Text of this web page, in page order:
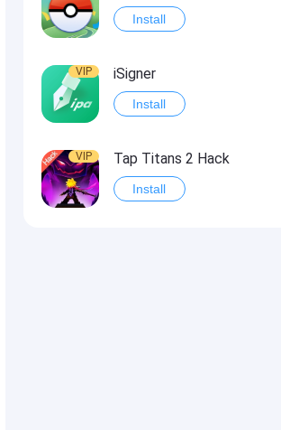
Install
VIP iSigner
Install
VIP Tap Titans 2 Hack
Install